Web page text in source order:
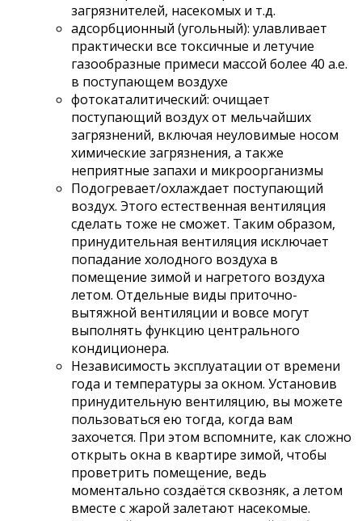
загрязнителей, насекомых и т.д.
адсорбционный (угольный): улавливает
практически все токсичные и летучие
газообразные примеси массой более 40 а.е.
в поступающем воздухе
фотокаталитический: очищает
поступающий воздух от мельчайших
загрязнений, включая неуловимые носом
химические загрязнения, а также
неприятные запахи и микроорганизмы
Подогревает/охлаждает поступающий
воздух. Этого естественная вентиляция
сделать тоже не сможет. Таким образом,
принудительная вентиляция исключает
попадание холодного воздуха в
помещение зимой и нагретого воздуха
летом. Отдельные виды приточно-
вытяжной вентиляции и вовсе могут
выполнять функцию центрального
кондиционера.
Независимость эксплуатации от времени
года и температуры за окном. Установив
принудительную вентиляцию, вы можете
пользоваться ею тогда, когда вам
захочется. При этом вспомните, как сложно
открыть окна в квартире зимой, чтобы
проветрить помещение, ведь
моментально создаётся сквозняк, а летом
вместе с жарой залетают насекомые.